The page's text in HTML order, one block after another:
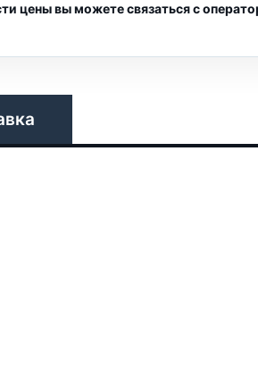
цены вы можете связаться с